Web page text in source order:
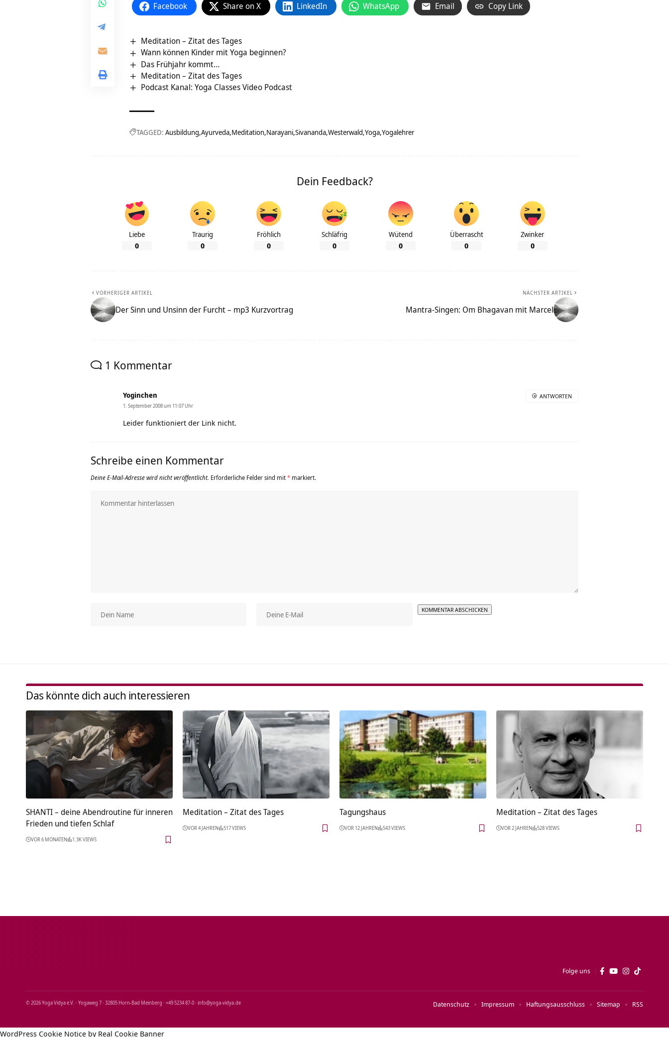
Facebook Share on X LinkedIn WhatsApp Email Copy Link
Meditation – Zitat des Tages
Wann können Kinder mit Yoga beginnen?
Das Frühjahr kommt…
Meditation – Zitat des Tages
Podcast Kanal: Yoga Classes Video Podcast
TAGGED: Ausbildung Ayurveda Meditation Narayani Sivananda Westerwald Yoga Yogalehrer
Dein Feedback?
Liebe
0
Traurig
0
Fröhlich
0
Schläfrig
0
Wütend
0
Überrascht
0
Zwinker
0
VORHERIGER ARTIKEL
Der Sinn und Unsinn der Furcht – mp3 Kurzvortrag
NÄCHSTER ARTIKEL
Mantra-Singen: Om Bhagavan mit Marcel
1 Kommentar
Yoginchen
1. September 2008 um 11:07 Uhr
Leider funktioniert der Link nicht.
ANTWORTEN
Schreibe einen Kommentar
Deine E-Mail-Adresse wird nicht veröffentlicht. Erforderliche Felder sind mit* markiert.
Das könnte dich auch interessieren
SHANTI – deine Abendroutine für inneren
Frieden und tiefen Schlaf
VOR 6 MONATEN 1.3K VIEWS
Meditation – Zitat des Tages
VOR 4 JAHREN 517 VIEWS
Tagungshaus
VOR 12 JAHREN 543 VIEWS
Meditation – Zitat des Tages
VOR 2 JAHREN 528 VIEWS
Folge uns
© 2026 Yoga Vidya e.V. · Yogaweg 7 · 32805 Horn‑Bad Meinberg · +49 5234 87‑0 · info@yoga‑vidya.de Datenschutz Impressum Haftungsausschluss Sitemap RSS
WordPress Cookie Notice by Real Cookie Banner